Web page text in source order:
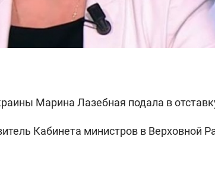
Марина Лазебная подала в
Кабинета министров в Верховной